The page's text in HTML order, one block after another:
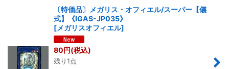
〔特価品〕メガリス・オフィエル/スーパー【儀
式】《IGAS-JP035》
[メガリスオフィエル]
80円(税込)
残り1点